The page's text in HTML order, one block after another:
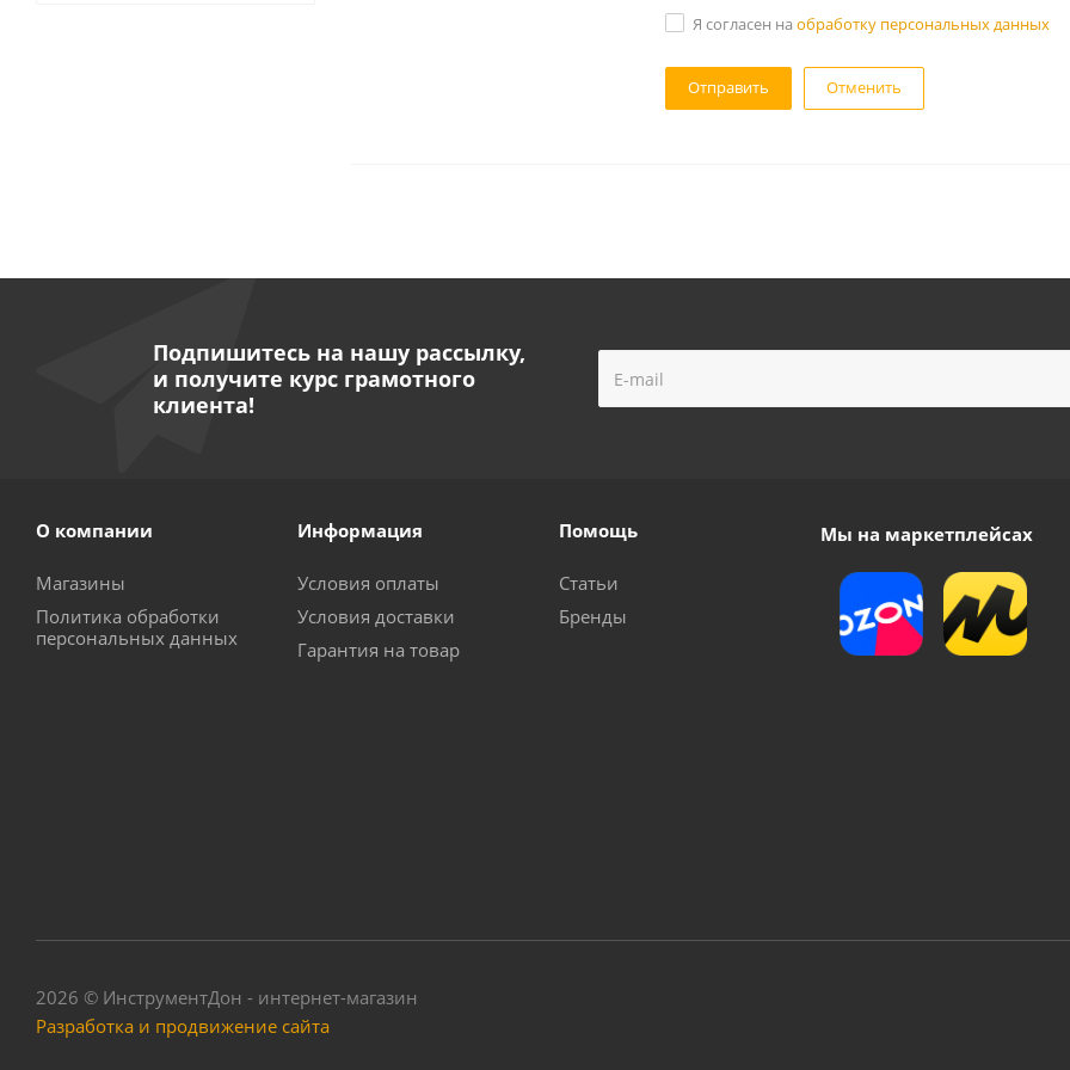
Я согласен на обработку персональных данных
Отменить
Подпишитесь на нашу рассылку,
и получите курс грамотного
клиента!
О компании
Магазины
Политика обработки
персональных данных
Информация
Условия оплаты
Условия доставки
Гарантия на товар
Помощь
Статьи
Бренды
Мы на маркетплейсах
2026 © ИнструментДон - интернет-магазин
Разработка и продвижение сайта